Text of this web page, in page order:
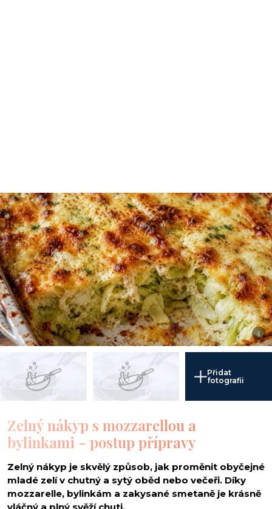
i
Přidat
fotografii
Zelný nákyp s mozzarellou a
bylinkami - postup přípravy
Zelný nákyp je skvělý způsob, jak proměnit obyčejné
mladé zelí v chutný a sytý oběd nebo večeři. Díky
mozzarelle, bylinkám a zakysané smetaně je krásně